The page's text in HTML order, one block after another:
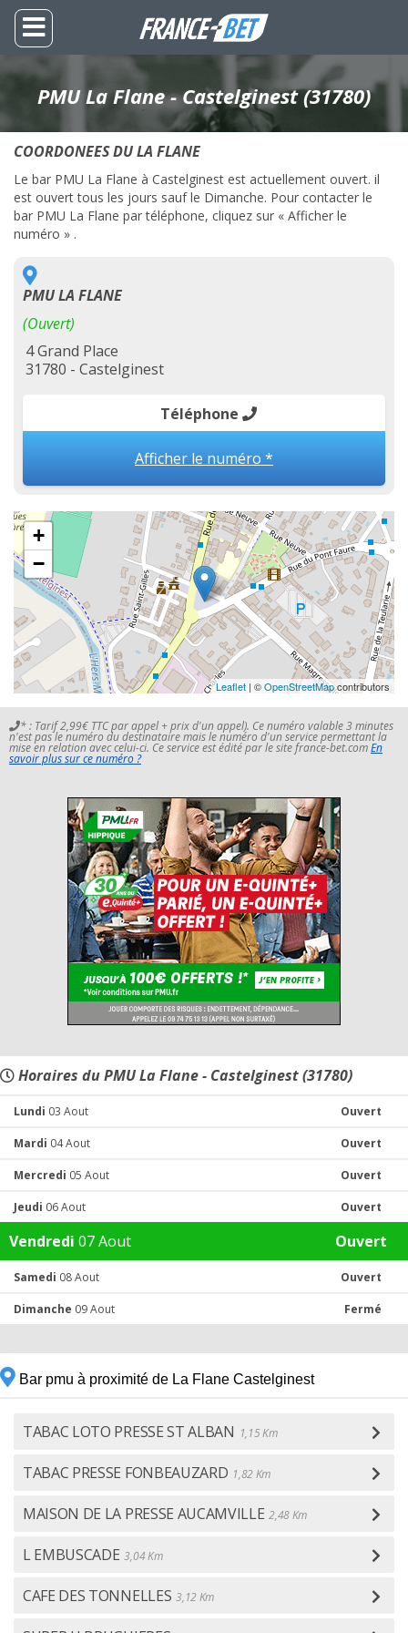
PMU La Flane - Castelginest (31780)
COORDONEES DU LA FLANE
Le bar PMU La Flane à Castelginest est actuellement ouvert. il
est ouvert tous les jours sauf le Dimanche. Pour contacter le
bar PMU La Flane par téléphone, cliquez sur « Afficher le
numéro » .
PMU LA FLANE
(Ouvert)
4 Grand Place
31780 - Castelginest
Téléphone
Afficher le numéro *
+
−
Leaflet | ©OpenStreetMapcontributors
* : Tarif 2,99€ TTC par appel + prix d'un appel). Ce numéro valable 3 minutes
n'est pas le numéro du destinataire mais le numéro d'un service permettant la
mise en relation avec celui-ci. Ce service est édité par le site france-bet.comEn
savoir plus sur ce numéro ?
Horaires du PMU La Flane - Castelginest (31780)
Lundi 03 Aout Ouvert
Mardi 04 Aout Ouvert
Mercredi 05 Aout Ouvert
Jeudi 06 Aout Ouvert
Vendredi 07 Aout Ouvert
Samedi 08 Aout Ouvert
Dimanche 09 Aout Fermé
Bar pmu à proximité de La Flane Castelginest
TABAC LOTO PRESSE ST ALBAN 1,15 Km
TABAC PRESSE FONBEAUZARD 1,82 Km
MAISON DE LA PRESSE AUCAMVILLE 2,48 Km
L EMBUSCADE 3,04 Km
CAFE DES TONNELLES 3,12 Km